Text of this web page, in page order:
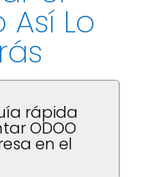
Lo
rápida
ODOO
en el